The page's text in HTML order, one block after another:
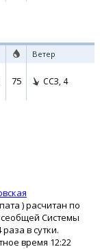
Ветер
75 ССЗ, 4
) расчитан по
Системы
в сутки.
время 12:22